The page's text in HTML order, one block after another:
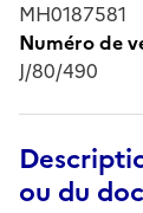
MH0187581
Numéro de
J/80/490
ou du